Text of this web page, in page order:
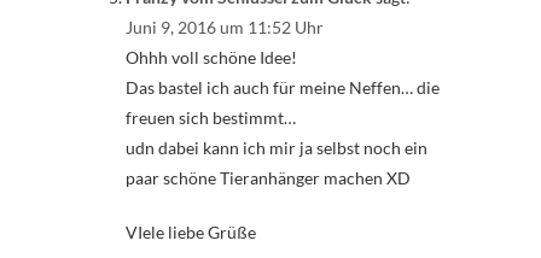
Juni 9, 2016 um 11:52 Uhr
Ohhh voll schöne Idee!
Das bastel ich auch für meine Neffen… die
freuen sich bestimmt…
udn dabei kann ich mir ja selbst noch ein
paar schöne Tieranhänger machen XD
VIele liebe Grüße